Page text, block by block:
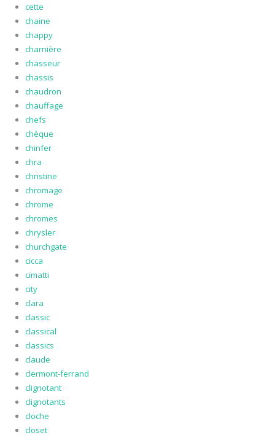
cette
chaine
chappy
charnière
chasseur
chassis
chaudron
chauffage
chefs
chèque
chinfer
chra
christine
chromage
chrome
chromes
chrysler
churchgate
cicca
cimatti
city
clara
classic
classical
classics
claude
clermont-ferrand
clignotant
clignotants
cloche
closet